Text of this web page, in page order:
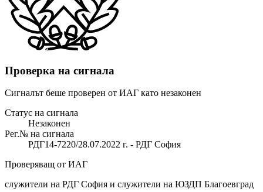
Проверка на сигнала
Сигналът беше проверен от ИАГ като незаконен
Статус на сигнала
Незаконен
Рег.№ на сигнала
РДГ14-7220/28.07.2022 г. - РДГ София
Проверяващ от ИАГ
служители на РДГ София и служители на ЮЗДП Благоевград